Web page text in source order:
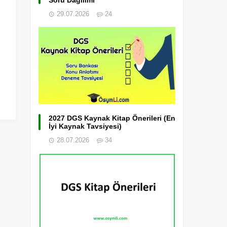
29.07.2026 24
2027 DGS Kaynak Kitap Önerileri (En
İyi Kaynak Tavsiyesi)
28.07.2026 34